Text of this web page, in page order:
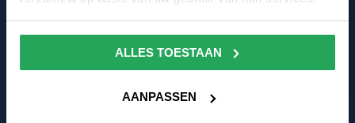
ALLES TOESTAAN
AANPASSEN
mogelijkheden voor uw situatie.